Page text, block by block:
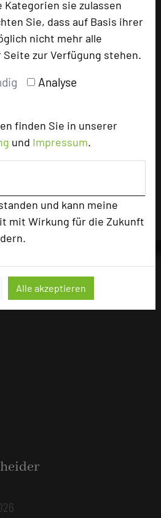
sie zulassen
Sie, dass auf Basis ihrer
nicht mehr alle
zur Verfügung stehen.
Analyse
finden Sie in unserer
und Impressum.
und kann meine
mit Wirkung für die Zukunft
Alle akzeptieren
wurden in den
auf diesem Portal
Bilder haben die jeweiligen
für dieses Portal eingeräumt